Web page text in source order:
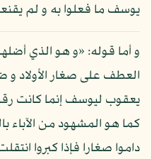
يوسف ما فعلوا به و لم
و أما قوله: «و هو الذي
العطف على صغار الأولاد
يعقوب ليوسف إنما كانت
كما هو المشهود من الآباء
داموا صغارا فإذا كبروا